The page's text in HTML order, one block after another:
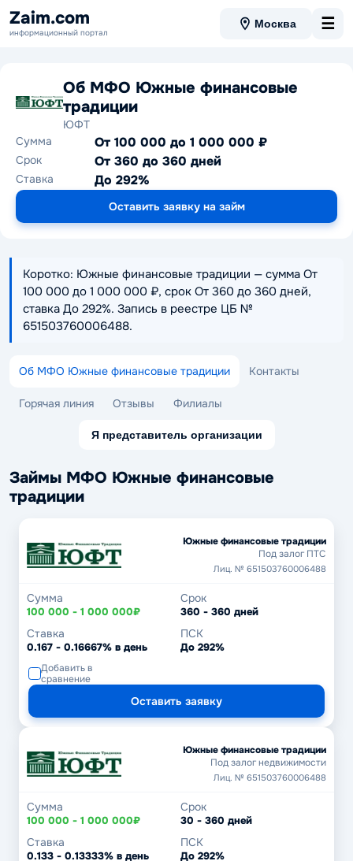
Zaim.com
информационный портал
Москва ☰
Об МФО Южные финансовые
традиции
ЮФТ
Сумма
От 100 000 до 1 000 000 ₽
Срок От 360 до 360 дней
Ставка До 292%
Оставить заявку на займ
Коротко: Южные финансовые традиции — сумма От
100 000 до 1 000 000 ₽, срок От 360 до 360 дней,
ставка До 292%. Запись в реестре ЦБ №
651503760006488.
Об МФО Южные финансовые традиции Контакты
Горячая линия Отзывы Филиалы
Я представитель организации
Займы МФО Южные финансовые
традиции
Южные финансовые традиции
Под залог ПТС
Лиц. № 651503760006488
Сумма
100 000 - 1 000 000₽
Срок
360 - 360 дней
Ставка
0.167 - 0.16667% в день
ПСК
До 292%
Добавить в
сравнение
Оставить заявку
Южные финансовые традиции
Под залог недвижимости
Лиц. № 651503760006488
Сумма
100 000 - 1 000 000₽
Срок
30 - 360 дней
Ставка
0.133 - 0.13333% в день
ПСК
До 292%